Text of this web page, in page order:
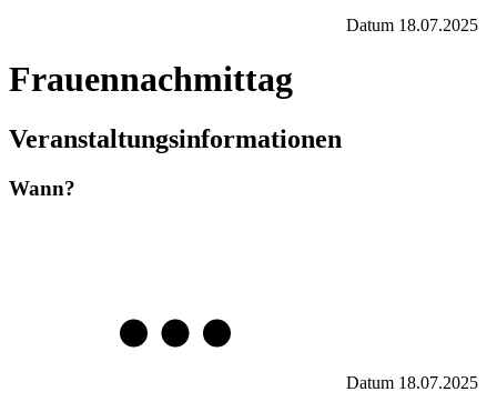
Datum 18.07.2025
Frauennachmittag
Veranstaltungsinformationen
Wann?
Datum 18.07.2025